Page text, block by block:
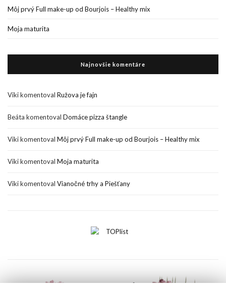
Môj prvý Full make-up od Bourjois – Healthy mix
Moja maturita
Najnovšie komentáre
Vikikomentoval Ružova je fajn
Beáta komentoval Domáce pizza štangle
Vikikomentoval Môj prvý Full make-up od Bourjois – Healthy mix
Vikikomentoval Moja maturita
Vikikomentoval Vianočné trhy a Piešťany